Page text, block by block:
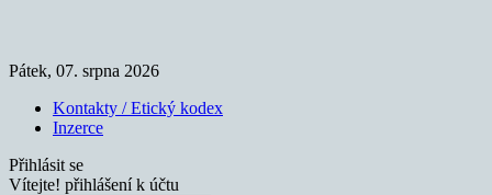
Pátek, 07. srpna 2026
Kontakty / Etický kodex
Inzerce
Přihlásit se
Vítejte! přihlášení k účtu